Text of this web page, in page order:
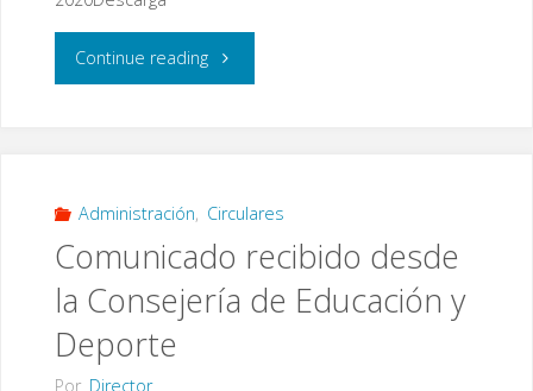
Continue reading"Circular
de
mayo:
apertura
Administración, Circulares
Comunicado recibido desde
la Consejería de Educación y
Deporte
Por Director